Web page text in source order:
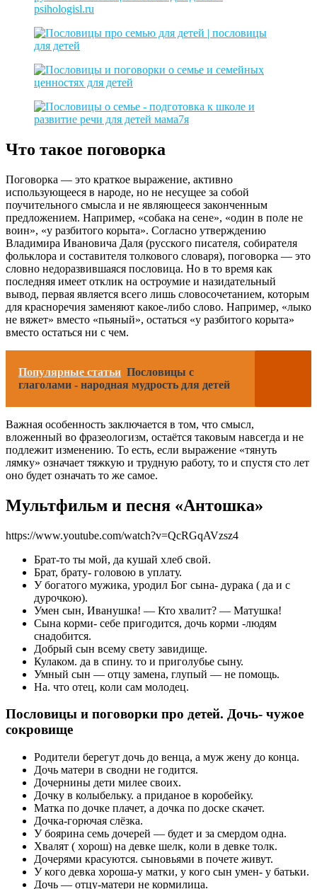
Что такое поговорка
Поговорка — это краткое выражение, активно
использующееся в народе, но не несущее за собой
поучительного смысла и не являющееся законченным
предложением. Например, «собака на сене», «один в поле не
воин», «у разбитого корыта». Согласно утверждению
Владимира Ивановича Даля (русского писателя, собирателя
фольклора и составителя толкового словаря), поговорка — это
словно недоразвившаяся пословица. Но в то время как
последняя имеет отклик на остроумие и назидательный
вывод, первая является всего лишь словосочетанием, которым
для красноречия заменяют какое-либо слово. Например, «лыко
не вяжет» вместо «пьяный», остаться «у разбитого корыта»
вместо остаться ни с чем.
Популярные статьи Пословицы с
глаголами - народная мудрость для детей
Важная особенность заключается в том, что смысл,
вложенный во фразеологизм, остаётся таковым навсегда и не
подлежит изменению. То есть, если выражение «тянуть
лямку» означает тяжкую и трудную работу, то и спустя сто лет
оно будет означать то же самое.
Мультфильм и песня «Антошка»
https://www.youtube.com/watch?v=QcRGqAVzsz4
Брат-то ты мой, да кушай хлеб свой.
Брат, брату- головою в уплату.
У богатого мужика, уродил Бог сына- дурака ( да и с
дурочкою).
Умен сын, Иванушка! — Кто хвалит? — Матушка!
Сына корми- себе пригодится, дочь корми -людям
снадобится.
Добрый сын всему свету завидище.
Кулаком. да в спину. то и приголубье сыну.
Умный сын — отцу замена, глупый — не помощь.
На. что отец, коли сам молодец.
Пословицы и поговорки про детей. Дочь- чужое
сокровище
Родители берегут дочь до венца, а муж жену до конца.
Дочь матери в сводни не годится.
Дочернины дети милее своих.
Дочку в колыбельку. а приданое в коробейку.
Матка по дочке плачет, а дочка по доске скачет.
Дочка-горючая слёзка.
У боярина семь дочерей — будет и за смердом одна.
Хвалят ( хорош) на девке шелк, коли в девке толк.
Дочерями красуются. сыновьями в почете живут.
У кого девка хороша-у матки, у кого сын умен- у батьки.
Дочь — отцу-матери не кормилица.